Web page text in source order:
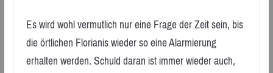
Es wird wohl vermutlich nur eine Frage der Zeit sein, bis
die örtlichen Florianis wieder so eine Alarmierung
erhalten werden. Schuld daran ist immer wieder auch,